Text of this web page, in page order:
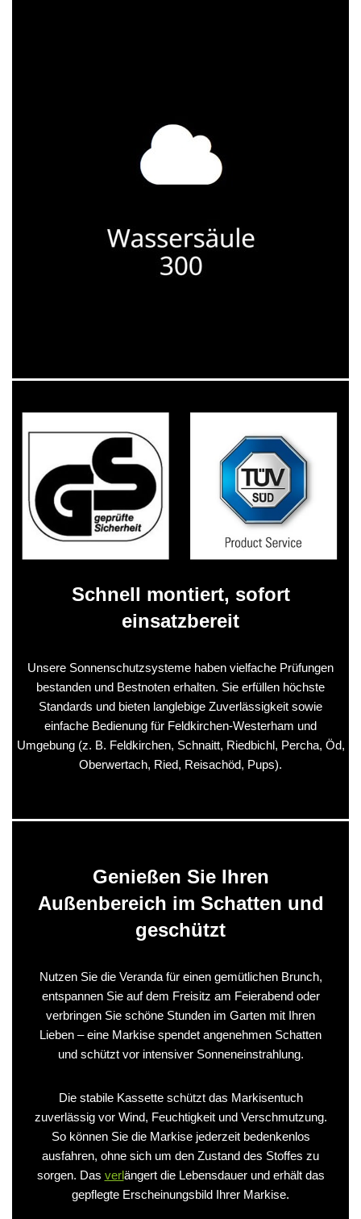
Schnell montiert, sofort
einsatzbereit
Unsere Sonnenschutzsysteme haben vielfache Prüfungen
bestanden und Bestnoten erhalten. Sie erfüllen höchste
Standards und bieten langlebige Zuverlässigkeit sowie
einfache Bedienung für Feldkirchen-Westerham und
Umgebung (z. B. Feldkirchen, Schnaitt, Riedbichl, Percha, Öd,
Oberwertach, Ried, Reisachöd, Pups).
Genießen Sie Ihren
Außenbereich im Schatten und
geschützt
Nutzen Sie die Veranda für einen gemütlichen Brunch,
entspannen Sie auf dem Freisitz am Feierabend oder
verbringen Sie schöne Stunden im Garten mit Ihren
Lieben – eine Markise spendet angenehmen Schatten
und schützt vor intensiver Sonneneinstrahlung.
Die stabile Kassette schützt das Markisentuch
zuverlässig vor Wind, Feuchtigkeit und Verschmutzung.
So können Sie die Markise jederzeit bedenkenlos
ausfahren, ohne sich um den Zustand des Stoffes zu
sorgen. Das verlängert die Lebensdauer und erhält das
gepflegte Erscheinungsbild Ihrer Markise.